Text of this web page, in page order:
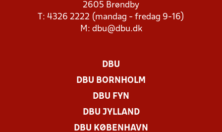
2605 Brøndby
T: 4326 2222 (mandag - fredag 9-16)
M: dbu@dbu.dk
DBU
DBU BORNHOLM
DBU FYN
DBU JYLLAND
DBU KØBENHAVN